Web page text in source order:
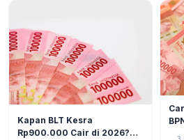
Kapan BLT Kesra
Rp900.000 Cair di 2026?